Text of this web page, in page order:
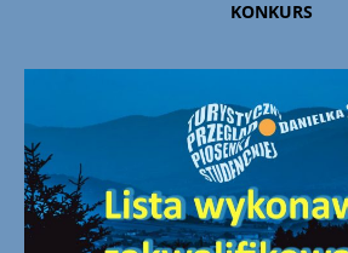
KONKURS